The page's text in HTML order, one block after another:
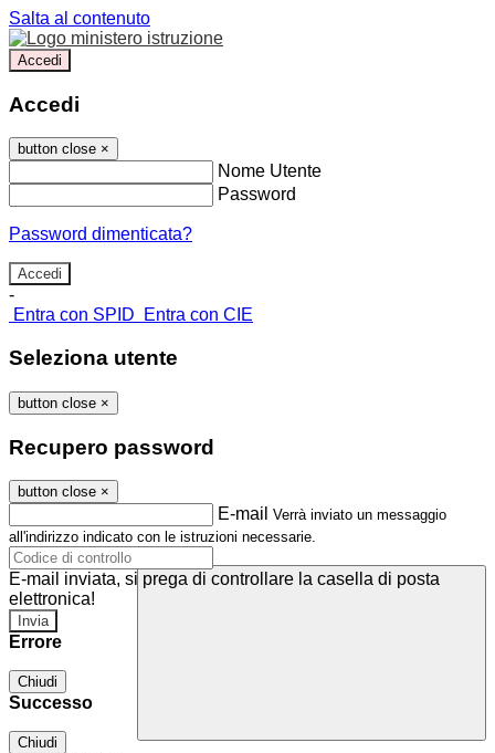
Salta al contenuto
Accedi
Accedi
button close ×
Nome Utente
Password
Password dimenticata?
-
Entra con SPID
Entra con CIE
Seleziona utente
button close ×
Recupero password
button close ×
E-mail Verrà inviato un messaggio
all'indirizzo indicato con le istruzioni necessarie.
E-mail inviata, si prega di controllare la casella di posta
elettronica!
Errore
Chiudi
Successo
Chiudi